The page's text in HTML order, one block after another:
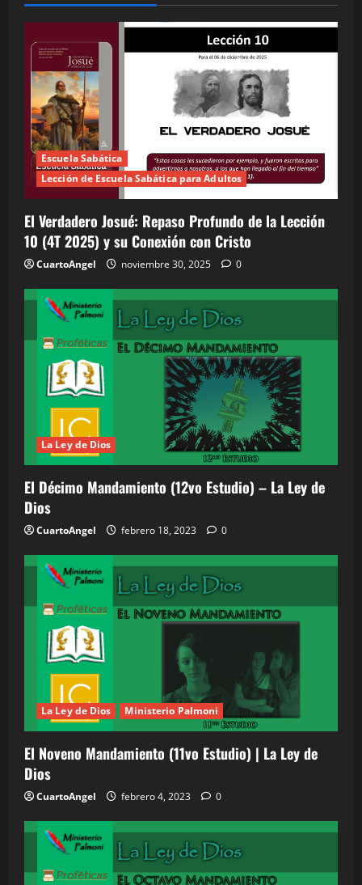
Escuela Sabática
Lección de Escuela Sabática para Adultos
El Verdadero Josué: Repaso Profundo de la Lección
10 (4T 2025) y su Conexión con Cristo
CuartoAngel noviembre 30, 2025 0
La Ley de Dios
El Décimo Mandamiento (12vo Estudio) – La Ley de
Dios
CuartoAngel febrero 18, 2023 0
La Ley de Dios Ministerio Palmoni
El Noveno Mandamiento (11vo Estudio) | La Ley de
Dios
CuartoAngel febrero 4, 2023 0